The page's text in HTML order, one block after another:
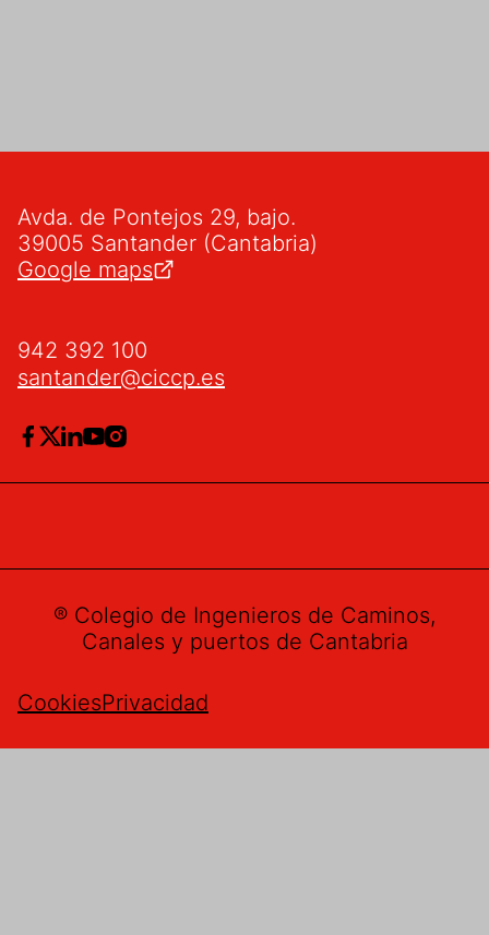
Avda. de Pontejos 29, bajo.
39005 Santander (Cantabria)
Google maps
942 392 100
santander@ciccp.es
® Colegio de Ingenieros de Caminos,
Canales y puertos de Cantabria
CookiesPrivacidad